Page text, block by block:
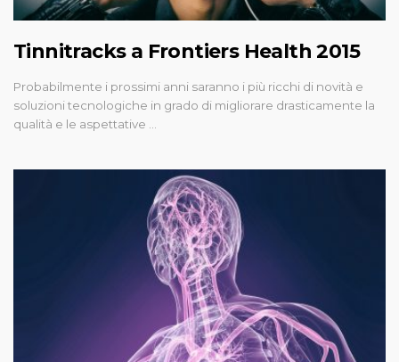
Tinnitracks a Frontiers Health 2015
Probabilmente i prossimi anni saranno i più ricchi di novità e
soluzioni tecnologiche in grado di migliorare drasticamente la
qualità e le aspettative …